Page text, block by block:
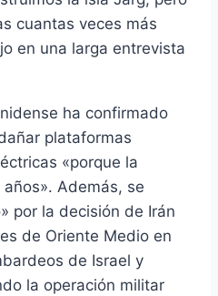
cuantas veces más
en una larga entrevista
ha confirmado
plataformas
«porque la
Además, se
por la decisión de Irán
de Oriente Medio en
de Israel y
la operación militar